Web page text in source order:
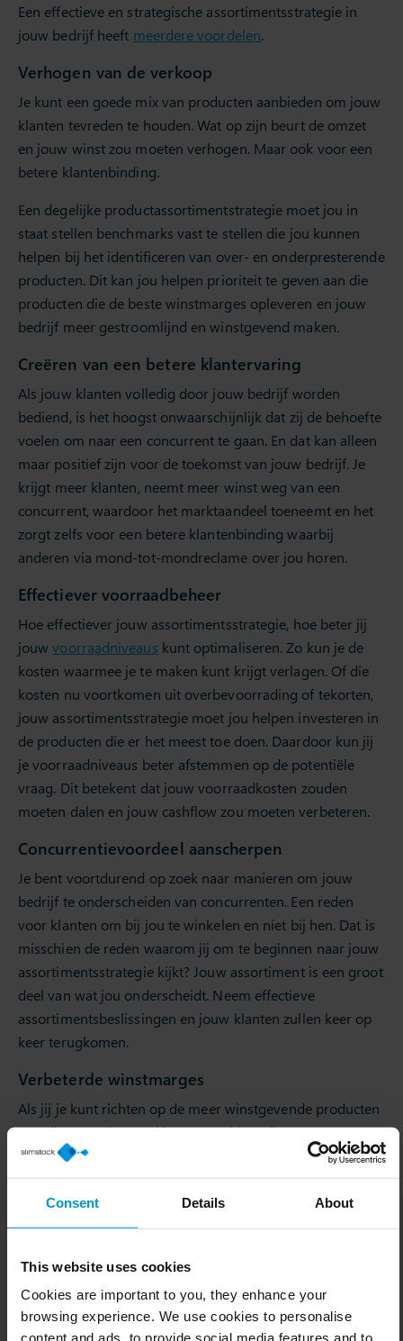
Consent Details About
This website uses cookies
Cookies are important to you, they enhance your
browsing experience. We use cookies to personalise
content and ads, to provide social media features and to
Een effectieve en strategische assortimentsstrategie in
jouw bedrijf heeft meerdere voordelen.
Verhogen van de verkoop
Je kunt een goede mix van producten aanbieden om jouw
klanten tevreden te houden. Wat op zijn beurt de omzet
en jouw winst zou moeten verhogen. Maar ook voor een
betere klantenbinding.
Een degelijke productassortimentstrategie moet jou in
staat stellen benchmarks vast te stellen die jou kunnen
helpen bij het identificeren van over- en onderpresterende
producten. Dit kan jou helpen prioriteit te geven aan die
producten die de beste winstmarges opleveren en jouw
bedrijf meer gestroomlijnd en winstgevend maken.
Creëren van een betere klantervaring
Als jouw klanten volledig door jouw bedrijf worden
bediend, is het hoogst onwaarschijnlijk dat zij de behoefte
voelen om naar een concurrent te gaan. En dat kan alleen
maar positief zijn voor de toekomst van jouw bedrijf. Je
krijgt meer klanten, neemt meer winst weg van een
concurrent, waardoor het marktaandeel toeneemt en het
zorgt zelfs voor een betere klantenbinding waarbij
anderen via mond-tot-mondreclame over jou horen.
Effectiever voorraadbeheer
Hoe effectiever jouw assortimentsstrategie, hoe beter jij
jouwvoorraadniveaus kunt optimaliseren. Zo kun je de
kosten waarmee je te maken kunt krijgt verlagen. Of die
kosten nu voortkomen uit overbevoorrading of tekorten,
jouw assortimentsstrategie moet jou helpen investeren in
de producten die er het meest toe doen. Daardoor kun jij
je voorraadniveaus beter afstemmen op de potentiële
vraag. Dit betekent dat jouw voorraadkosten zouden
moeten dalen en jouw cashflow zou moeten verbeteren.
Concurrentievoordeel aanscherpen
Je bent voortdurend op zoek naar manieren om jouw
bedrijf te onderscheiden van concurrenten. Een reden
voor klanten om bij jou te winkelen en niet bij hen. Dat is
misschien de reden waarom jij om te beginnen naar jouw
assortimentsstrategie kijkt? Jouw assortiment is een groot
deel van wat jou onderscheidt. Neem effectieve
assortimentsbeslissingen en jouw klanten zullen keer op
keer terugkomen.
Verbeterde winstmarges
Als jij je kunt richten op de meer winstgevende producten
en prijsstrategieën, zul je meer geld verdienen. Hoe meer
geld je verdient, hoe gelukkiger iedereen is. Door jouw
assortimentsstrategie te optimaliseren, kun je ook het
aantal afprijzingen dat je in de loop van het jaar doet
verminderen en jouw bedrijfsresultaat aanzienlijk